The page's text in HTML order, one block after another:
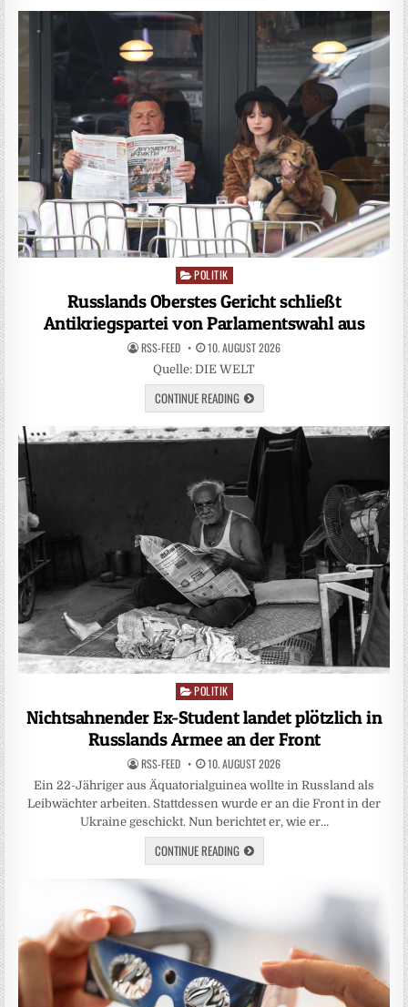
Posted
POLITIK
Russlands Oberstes Gericht schließt
Antikriegspartei von Parlamentswahl aus
RSS-FEED 10. AUGUST 2026
Quelle: DIE WELT
CONTINUE READING
Posted
in
POLITIK
Nichtsahnender Ex-Student landet plötzlich in
Russlands Armee an der Front
RSS-FEED 10. AUGUST 2026
Ein 22-Jähriger aus Äquatorialguinea wollte in Russland als
Leibwächter arbeiten. Stattdessen wurde er an die Front in der
Ukraine geschickt. Nun berichtet er, wie er…
CONTINUE READING